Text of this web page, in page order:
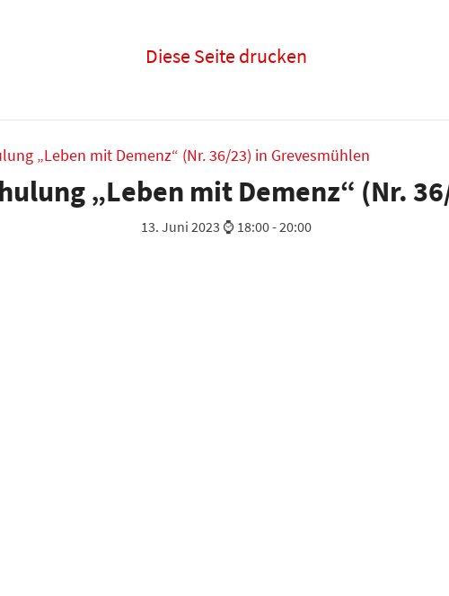
Diese Seite drucken
„Leben mit Demenz“ (Nr. 36/23) in Grevesmühlen
„Leben mit Demenz“ (Nr.
13. Juni 2023 ⌚ 18:00-20:00